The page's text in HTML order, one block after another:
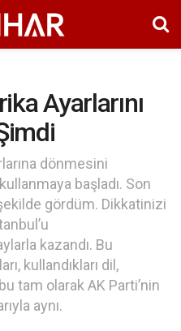
Ayarlarını
dönmesini
başladı. Son
gördüm. Dikkatinizi
kazandı. Bu
kullandıkları dil,
tam olarak AK Parti’nin
aynı.